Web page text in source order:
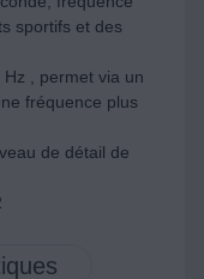
sportifs et des
, permet via un
fréquence plus
de détail de